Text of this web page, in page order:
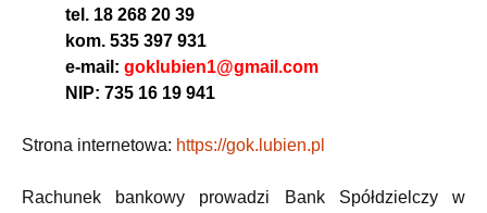
tel. 18 268 20 39
kom. 535 397 931
e-mail: goklubien1@gmail.com
NIP: 735 16 19 941
Strona internetowa: https://gok.lubien.pl
Rachunek bankowy prowadzi Bank Spółdzielczy w